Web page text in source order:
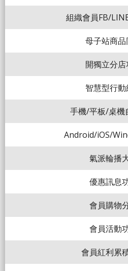
組織會員FB/
母子站商
開獨立分
智慧型行
手機/平板/桌機
Android/iOS/
氣派輪播
優惠訊息
會員購物
會員活動
會員紅利累